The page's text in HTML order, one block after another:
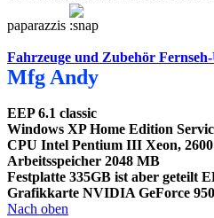
paparazzis
Fahrzeuge und Zubehör
Mfg Andy
EEP 6.1 classic
Windows XP Home Edition
CPU Intel Pentium III Xeon,
Arbeitsspeicher 2048 MB
Festplatte 335GB ist aber geteilt
Grafikkarte NVIDIA GeForce
Nach oben